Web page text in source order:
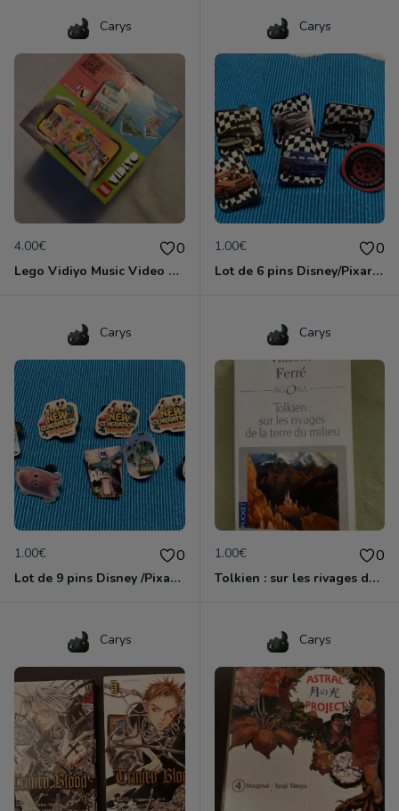
Carys
4.00€ 0
Lego Vidiyo Music Video Maker 43105
Carys
1.00€ 0
Lot de 6 pins Disney/Pixar «Cars »
Carys
1.00€ 0
Lot de 9 pins Disney /Pixar variés
Carys
1.00€ 0
Tolkien : sur les rivages de la terre du milieu
Carys Carys